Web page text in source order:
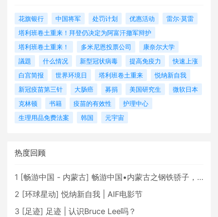
花旗银行 中国将军 处罚计划 优惠活动
雷尔·莫雷
塔利班卷土重来！拜登仍决定为阿富汗撤军辩护
塔利班卷土重来！
多米尼恩投票公司
康奈尔大学
議題
什么情况 新型冠状病毒 提高免疫力
快速上涨
白宫简报
世界环境日 塔利班卷土重来
悦纳新自我
新冠疫苗第三针
大肠癌 募捐 美国研究生
微软日本
克林顿
书籍 疫苗的有效性
护理中心
生理用品免费法案
韩国 元宇宙
热度回顾
1 [畅游中国 - 内蒙古] 畅游中国•内蒙古之钢铁骄子，魅力包头
2 [环球星动] 悦纳新自我 | AIF电影节
3 [足迹] 足迹 | 认识Bruce Lee吗？